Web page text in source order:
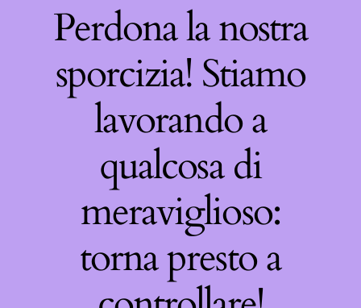
Perdona la nostra
sporcizia! Stiamo
lavorando a
qualcosa di
meraviglioso:
torna presto a